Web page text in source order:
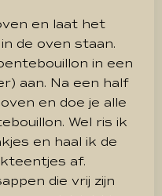
en laat het
de oven staan.
in een
aan. Na een half
en doe je alle
Wel ris ik
en haal ik de
af.
die vrij zijn